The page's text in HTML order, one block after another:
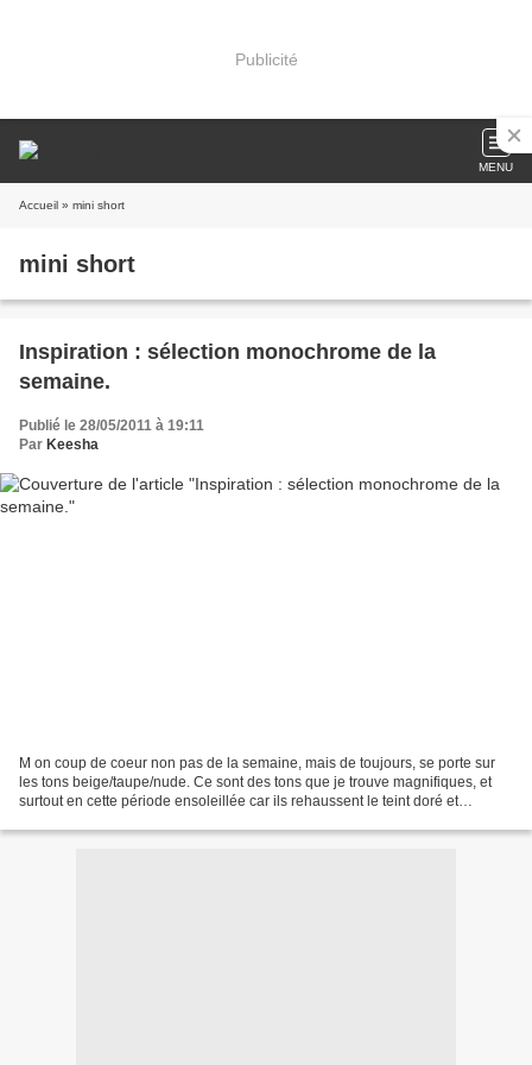
Publicité
MENU
Accueil » mini short
mini short
Inspiration : sélection monochrome de la
semaine.
Publié le 28/05/2011 à 19:11
Par Keesha
M on coup de coeur non pas de la semaine, mais de toujours, se porte sur
les tons beige/taupe/nude. Ce sont des tons que je trouve magnifiques, et
surtout en cette période ensoleillée car ils rehaussent le teint doré et